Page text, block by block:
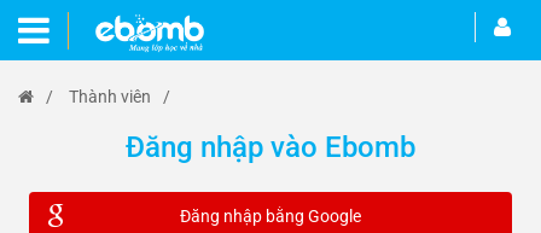
/ Thành viên /
Đăng nhập vào Ebomb
Đăng nhập bằng Google